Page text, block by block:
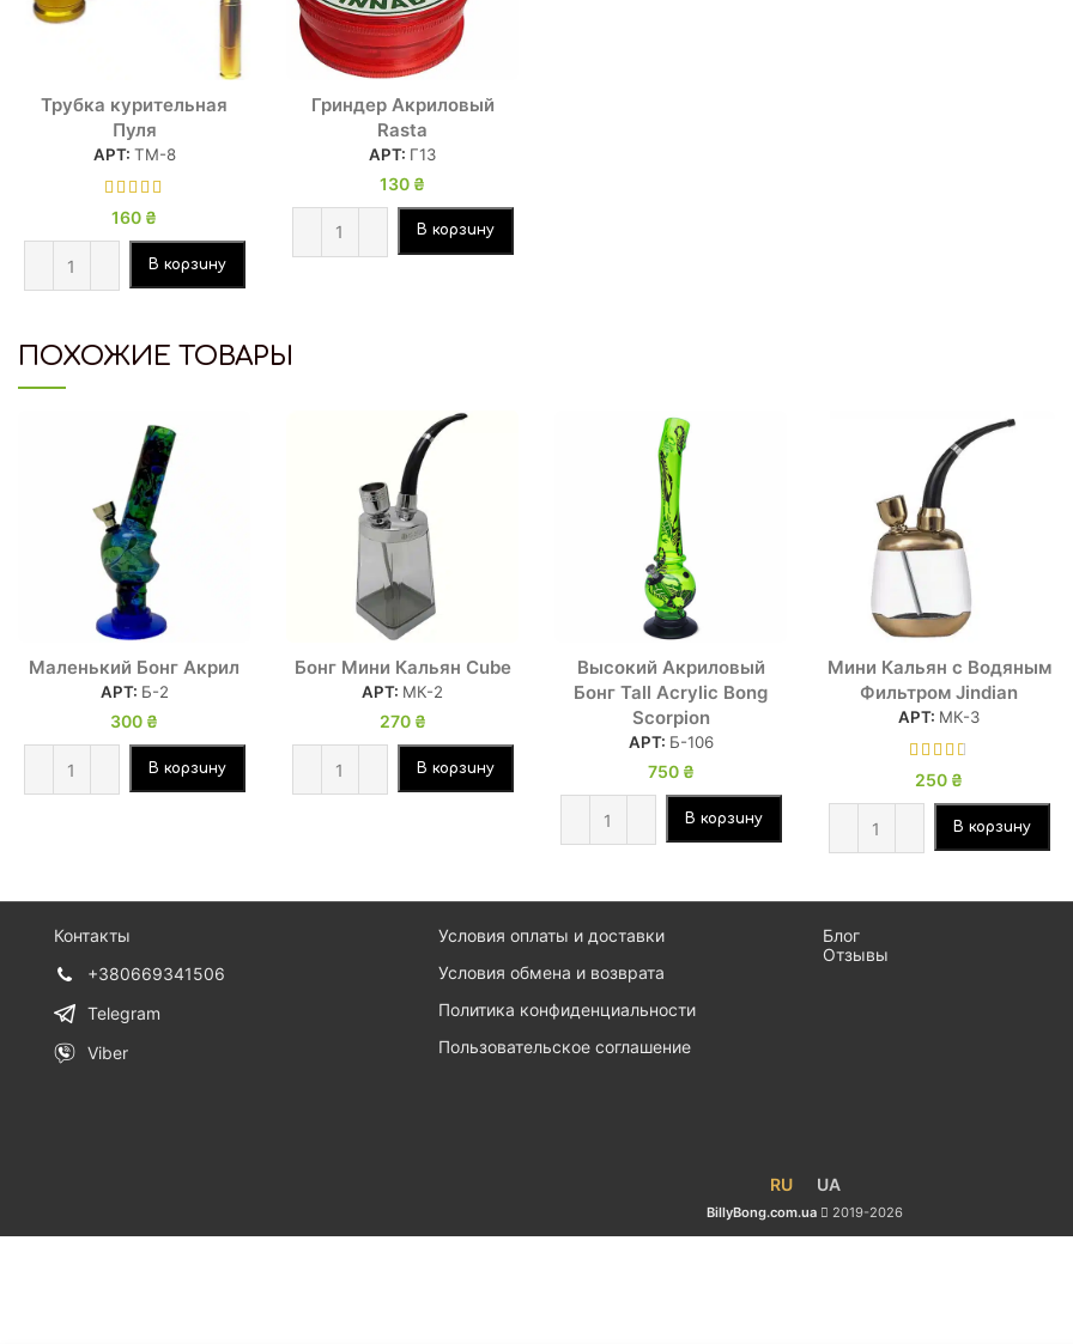
Трубка курительная
Пуля
АРТ: ТМ-8
160 ₴
В корзину
Гриндер Акриловый
Rasta
АРТ: Г13
130 ₴
В корзину
ПОХОЖИЕ ТОВАРЫ
Маленький Бонг Акрил
АРТ: Б-2
300 ₴
В корзину
Бонг Мини Кальян Cube
АРТ: МК-2
270 ₴
В корзину
Высокий Акриловый
Бонг Tall Acrylic Bong
Scorpion
АРТ: Б-106
750 ₴
В корзину
Мини Кальян с Водяным
Фильтром Jindian
АРТ: МК-3
250 ₴
В корзину
Контакты
+380669341506
Telegram
Viber
Условия оплаты и доставки
Условия обмена и возврата
Политика конфиденциальности
Пользовательское соглашение
Блог
Отзывы
RU UA
BillyBong.com.ua 2019-2026